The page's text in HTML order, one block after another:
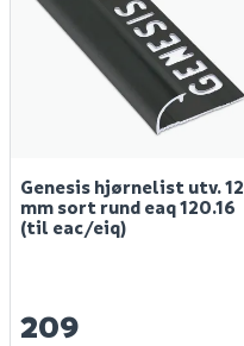
Genesis hjørnelist utv. 12
mm sort rund eaq 120.16
(til eac/eiq)
209